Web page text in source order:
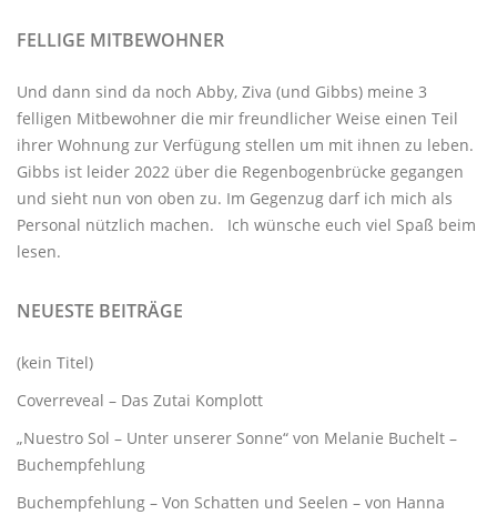
FELLIGE MITBEWOHNER
Und dann sind da noch Abby, Ziva (und Gibbs) meine 3
felligen Mitbewohner die mir freundlicher Weise einen Teil
ihrer Wohnung zur Verfügung stellen um mit ihnen zu leben.
Gibbs ist leider 2022 über die Regenbogenbrücke gegangen
und sieht nun von oben zu. Im Gegenzug darf ich mich als
Personal nützlich machen. Ich wünsche euch viel Spaß beim
lesen.
NEUESTE BEITRÄGE
(kein Titel)
Coverreveal – Das Zutai Komplott
„Nuestro Sol – Unter unserer Sonne“ von Melanie Buchelt –
Buchempfehlung
Buchempfehlung – Von Schatten und Seelen – von Hanna